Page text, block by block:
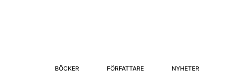
BÖCKER FÖRFATTARE NYHETER